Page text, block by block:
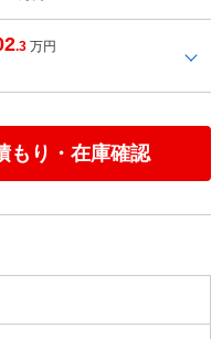
.3 万円
もり・在庫確認